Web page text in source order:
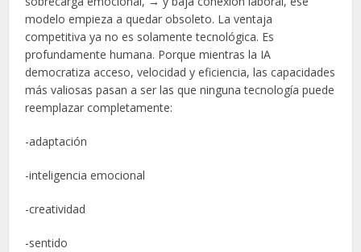
modelo empieza a quedar obsoleto. La ventaja
competitiva ya no es solamente tecnológica. Es
profundamente humana. Porque mientras la IA
democratiza acceso, velocidad y eficiencia, las capacidades
más valiosas pasan a ser las que ninguna tecnología puede
reemplazar completamente:
-adaptación
-inteligencia emocional
-creatividad
-sentido